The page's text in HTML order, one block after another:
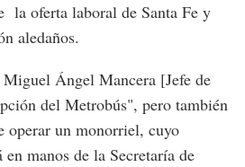
la oferta laboral de Santa Fe y
aledaños.
Ángel Mancera [Jefe de
del Metrobús", pero también
operar un monorriel, cuyo
manos de la Secretaría de